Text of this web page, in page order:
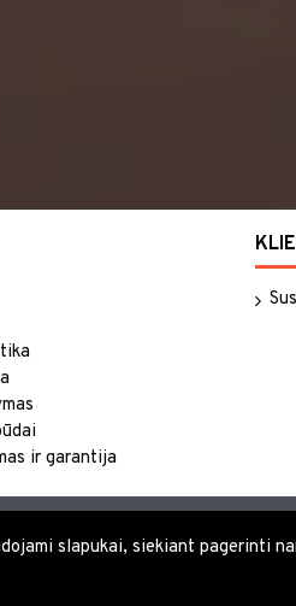
ir garantija
slapukai, siekiant pagerinti